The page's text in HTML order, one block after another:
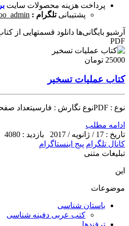
پرداخت هزینه محصولات سایت
پشتیبانی تلگرام :
آرشیو بایگانی‌ها دانلود قسمتهایی از
PDF
25000 تومان
کتاب عملیات تسخیر
نوع : PDFنوع نگارش : فارسیتعداد صفحات : ۷۶تعداد جلد : [...]
ادامه مطلب
تاریخ : 17 / ژانویه / 2017
بازدید : 4080
کانال تلگرام پیج اینستاگرام
تبلیغات متنی
این
موضوعات
باستان شناسی
کتب عربی دفینه شناسی